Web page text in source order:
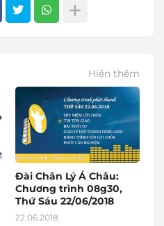
Hiện thêm
Đài Chân Lý Á Châu:
Chương trình 08g30,
Thứ Sáu 22/06/2018
22.06.2018